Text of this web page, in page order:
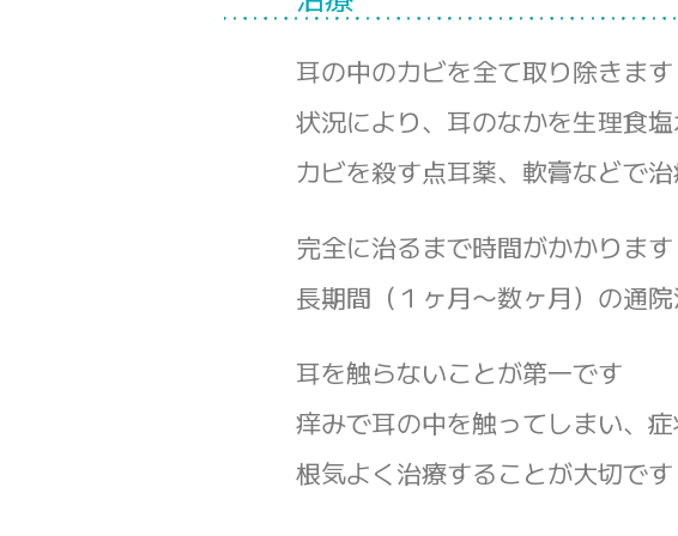
耳の中のカビを全て取り除きます
状況により、耳のなかを生理食
カビを殺す点耳薬、軟膏などで
完全に治るまで時間がかかります
長期間（１ヶ月〜数ヶ月）の通
耳を触らないことが第一です
痒みで耳の中を触ってしまい、
根気よく治療することが大切です